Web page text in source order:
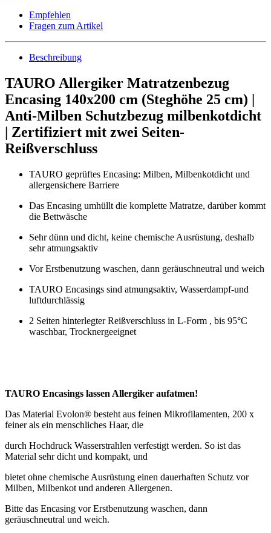
Empfehlen
Fragen zum Artikel
Beschreibung
TAURO Allergiker Matratzenbezug
Encasing 140x200 cm (Steghöhe 25 cm) |
Anti-Milben Schutzbezug milbenkotdicht
| Zertifiziert mit zwei Seiten-
Reißverschluss
TAURO geprüftes Encasing: Milben, Milbenkotdicht und
allergensichere Barriere
Das Encasing umhüllt die komplette Matratze, darüber kommt
die Bettwäsche
Sehr dünn und dicht, keine chemische Ausrüstung, deshalb
sehr atmungsaktiv
Vor Erstbenutzung waschen, dann geräuschneutral und weich
TAURO Encasings sind atmungsaktiv, Wasserdampf-und
luftdurchlässig
2 Seiten hinterlegter Reißverschluss in L-Form , bis 95°C
waschbar, Trocknergeeignet
TAURO Encasings lassen Allergiker aufatmen!
Das Material Evolon® besteht aus feinen Mikrofilamenten, 200 x
feiner als ein menschliches Haar, die
durch Hochdruck Wasserstrahlen verfestigt werden. So ist das
Material sehr dicht und kompakt, und
bietet ohne chemische Ausrüstung einen dauerhaften Schutz vor
Milben, Milbenkot und anderen Allergenen.
Bitte das Encasing vor Erstbenutzung waschen, dann
geräuschneutral und weich.